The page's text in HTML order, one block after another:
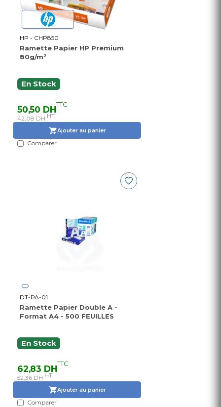
HP - CHP850
Ramette Papier HP Premium
80g/m²
En Stock
50,50 DHTTC
42,08 DH HT
Ajouter au panier
Comparer
DT-PA-01
Ramette Papier Double A -
Format A4 - 500 FEUILLES
En Stock
62,83 DHTTC
52,36 DH HT
Ajouter au panier
Comparer